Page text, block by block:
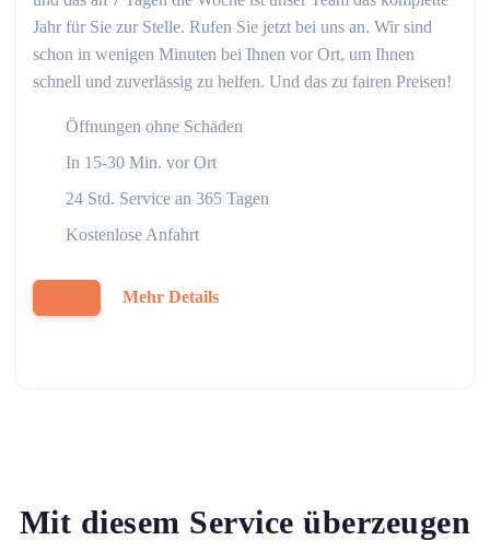
Jahr für Sie zur Stelle. Rufen Sie jetzt bei uns an. Wir sind
schon in wenigen Minuten bei Ihnen vor Ort, um Ihnen
schnell und zuverlässig zu helfen. Und das zu fairen Preisen!
Öffnungen ohne Schäden
In 15-30 Min. vor Ort
24 Std. Service an 365 Tagen
Kostenlose Anfahrt
Mehr Details
Mit diesem Service überzeugen